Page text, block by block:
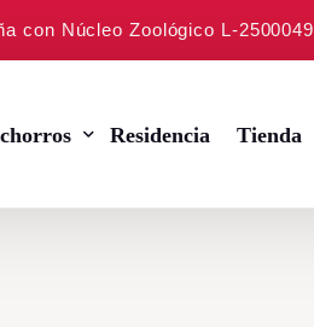
con Núcleo Zoológico L-2500049
Residencia Tienda